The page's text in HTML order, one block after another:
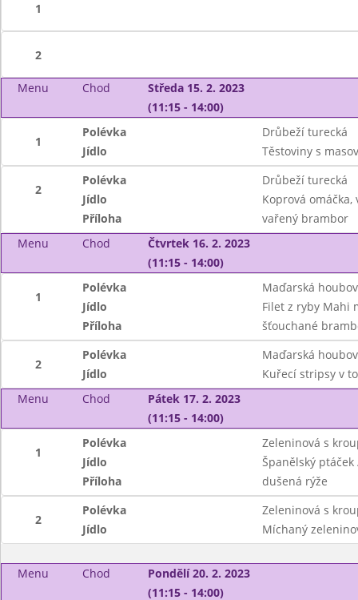
1
2
Menu Chod
Středa 15. 2. 2023
(11:15 - 14:00)
1
Polévka
Drůbeží turecká
Jídlo
Těstoviny s
2
Polévka
Drůbeží turecká
Jídlo
Koprová
Příloha
vařený brambor
Menu
Chod
Čtvrtek 16. 2. 2023
(11:15 - 14:00)
1
Polévka
Maďarská
Jídlo
Filet z ryby Mahi
Příloha
šťouchané
2
Polévka
Maďarská
Jídlo
Kuřecí stripsy v
Menu
Chod
Pátek 17. 2. 2023
(11:15 - 14:00)
1
Polévka
Zeleninová s
Jídlo
Španělský
Příloha
dušená rýže
2
Polévka
Zeleninová s
Jídlo
Míchaný
Menu Chod
Pondělí 20. 2. 2023
(11:15 - 14:00)